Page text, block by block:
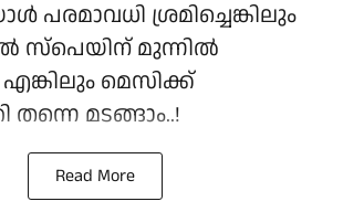
പരമാവധി ശ്രമിച്ചെങ്കിലും
സ്‌പെയിന് മുന്നിൽ
മെസിക്ക്
മടങ്ങാം..!
Read More